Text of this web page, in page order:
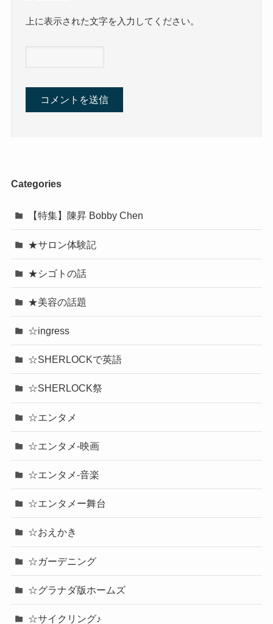
上に表示された文字を入力してください。
Categories
【特集】陳昇 Bobby Chen
★サロン体験記
★シゴトの話
★美容の話題
☆ingress
☆SHERLOCKで英語
☆SHERLOCK祭
☆エンタメ
☆エンタメ-映画
☆エンタメ-音楽
☆エンタメー舞台
☆おえかき
☆ガーデニング
☆グラナダ版ホームズ
☆サイクリング♪